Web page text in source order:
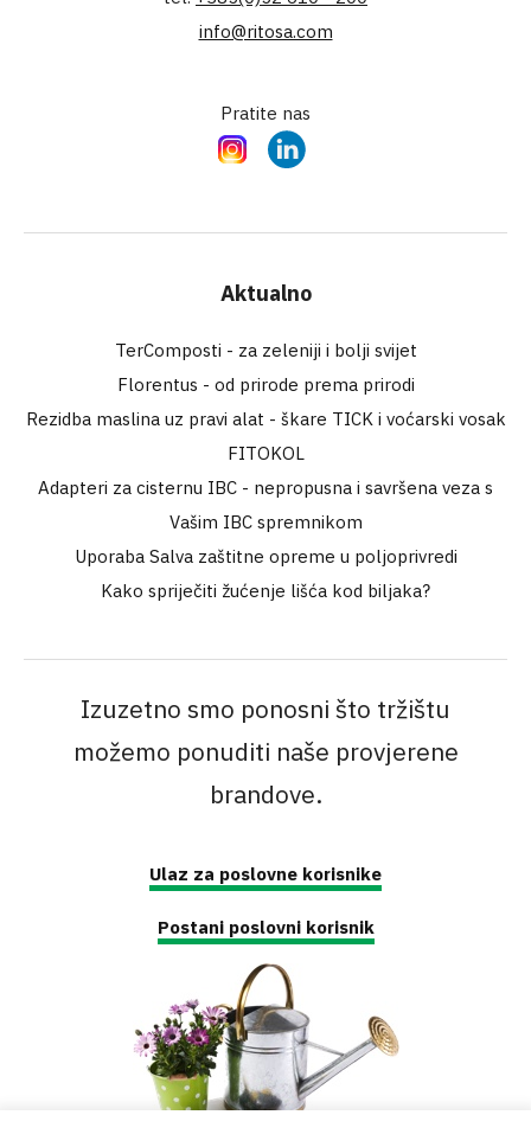
info@ritosa.com
Pratite nas
InstagramLinkedIn
Aktualno
TerComposti - za zeleniji i bolji svijet
Florentus - od prirode prema prirodi
Rezidba maslina uz pravi alat - škare TICK i voćarski vosak
FITOKOL
Adapteri za cisternu IBC - nepropusna i savršena veza s
Vašim IBC spremnikom
Uporaba Salva zaštitne opreme u poljoprivredi
Kako spriječiti žućenje lišća kod biljaka?
Izuzetno smo ponosni što tržištu
možemo ponuditi naše provjerene
brandove.
Ulaz za poslovne korisnike
Postani poslovni korisnik